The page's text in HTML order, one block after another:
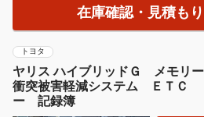
在庫確認・見積も
トヨタ
ヤリス ハイブリッドＧ メモリ
衝突被害軽減システム ＥＴＣ
ー 記録簿